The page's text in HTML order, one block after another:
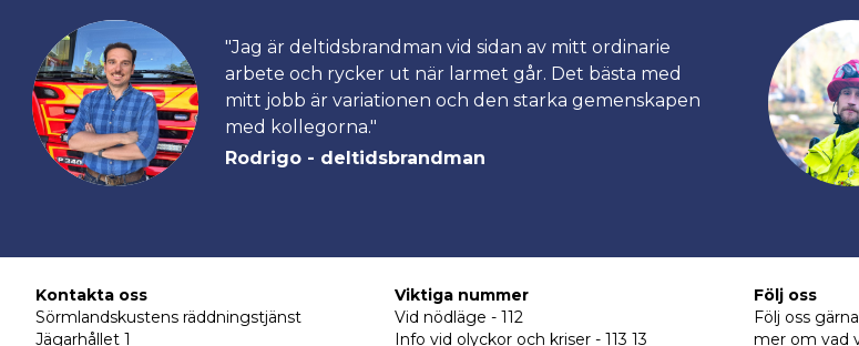
"Jag är deltidsbrandman vid sidan av mitt ordinarie
arbete och rycker ut när larmet går. Det bästa med
mitt jobb är variationen och den starka gemenskapen
med kollegorna."
Rodrigo - deltidsbrandman
Kontakta oss
Sörmlandskustens räddningstjänst
Jägarhållet 1
Viktiga nummer
Vid nödläge - 112
Info vid olyckor och kriser - 113 13
Följ oss
Följ oss
mer om vad